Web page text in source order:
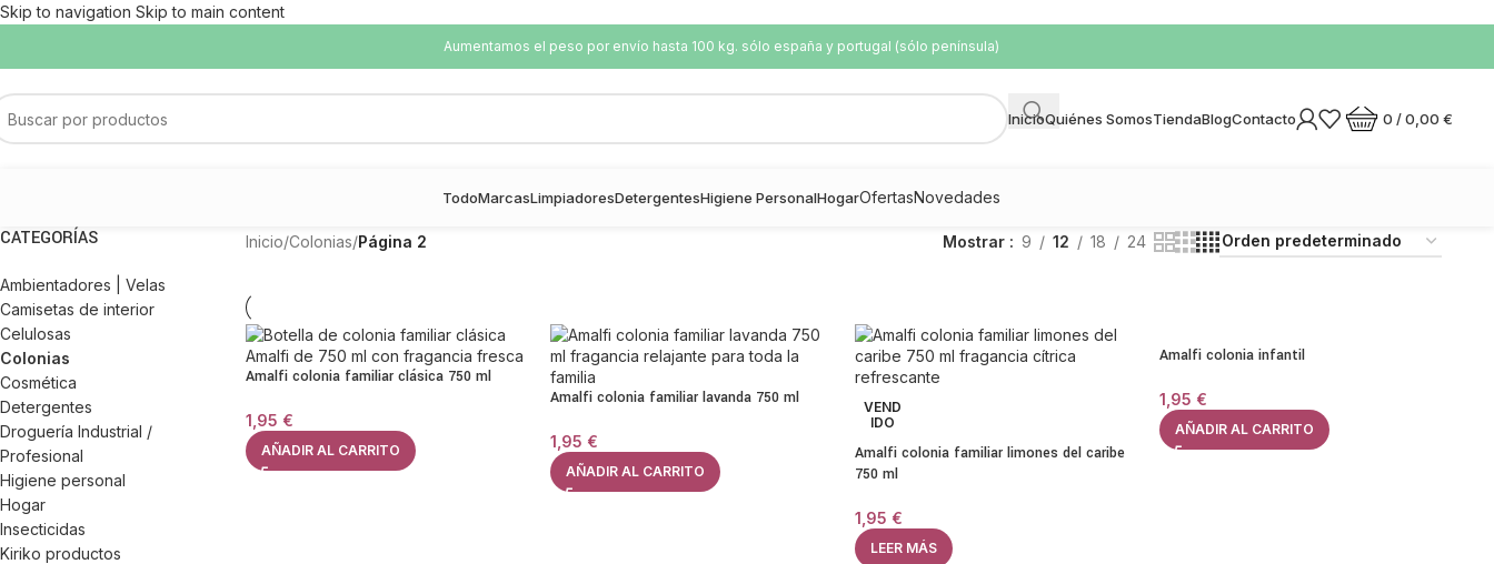
Skip to navigation Skip to main content
Aumentamos el peso por envío hasta 100 kg. sólo españa y portugal (sólo península)
InicioQuiénes SomosTiendaBlogContacto 0 /0,00 €
TodoMarcasLimpiadoresDetergentesHigiene PersonalHogarOfertasNovedades
CATEGORÍAS
Ambientadores | Velas
Camisetas de interior
Celulosas
Colonias
Cosmética
Detergentes
Droguería Industrial /
Profesional
Higiene personal
Hogar
Insecticidas
Kiriko productos
Inicio/Colonias/Página 2 Mostrar 9 12 18 24
Amalfi colonia familiar clásica 750 ml
1,95 €
AÑADIR AL CARRITO
Amalfi colonia familiar lavanda 750 ml
1,95 €
AÑADIR AL CARRITO
VEND
IDO
Amalfi colonia familiar limones del caribe
750 ml
1,95 €
LEER MÁS
Amalfi colonia infantil
1,95 €
AÑADIR AL CARRITO